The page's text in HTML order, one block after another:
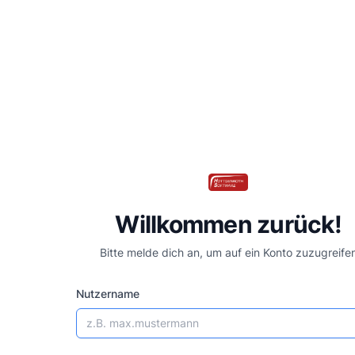
Willkommen zurück!
Bitte melde dich an, um auf ein Konto
Nutzername